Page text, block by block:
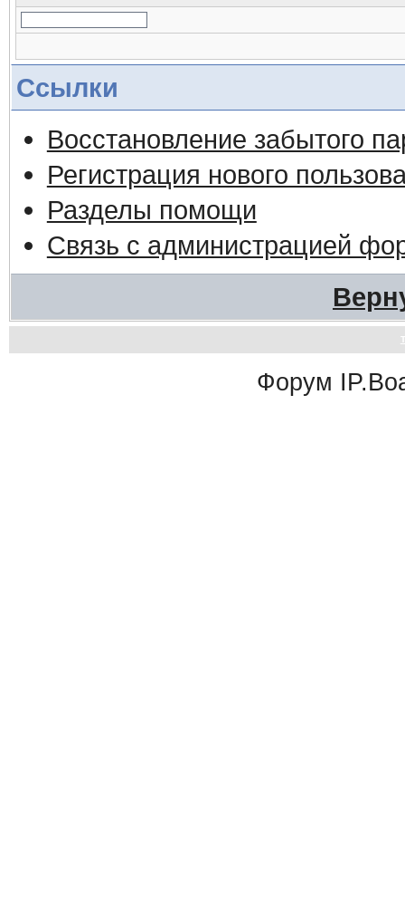
Ссылки
Восстановление забытого
Регистрация нового
Разделы помощи
Связь с администрацией
Форум